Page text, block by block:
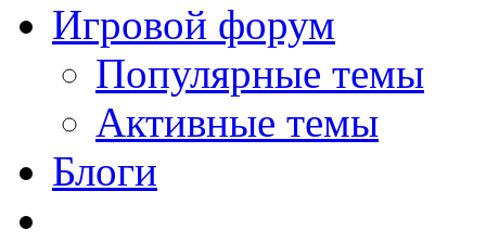
Игровой форум
Популярные темы
Активные темы
Блоги